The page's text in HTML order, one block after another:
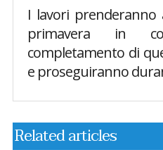
I lavori prenderanno
primavera in
completamento di
e proseguiranno
Related articles